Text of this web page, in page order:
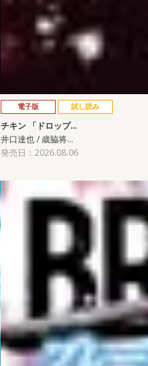
電子版 試し読み
チキン 「ドロップ…
井口達也 / 歳脇将…
発売日：2026.08.06